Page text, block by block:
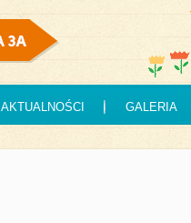
AKTUALNOŚCI GALERIA